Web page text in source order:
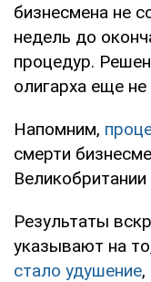
бизнесмена не
недель до
процедур.
олигарха еще не
Напомним,
смерти
Результаты
указывают на
стало удушение,